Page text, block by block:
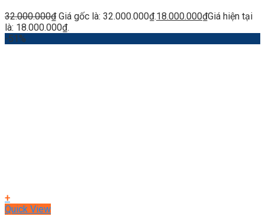
32.000.000₫ Giá gốc là: 32.000.000₫.18.000.000₫Giá hiện tại
là: 18.000.000₫.
-51%
+
Quick View